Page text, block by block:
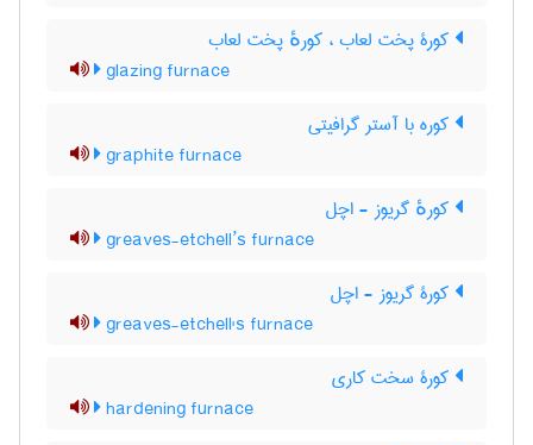
کورۀ پخت لعاب ، کورهٔ پخت لعاب
glazing furnace
کوره با آستر گرافیتی
graphite furnace
کورهٔ گریوز - اچل
greaves-etchell’s furnace
کورۀ گریوز - اچل
greaves-etchell's furnace
کورۀ سخت کاری
hardening furnace